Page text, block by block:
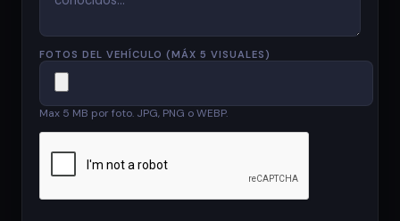
FOTOS DEL VEHÍCULO (MÁX 5 VISUALES)
Max 5 MB por foto. JPG, PNG o WEBP.